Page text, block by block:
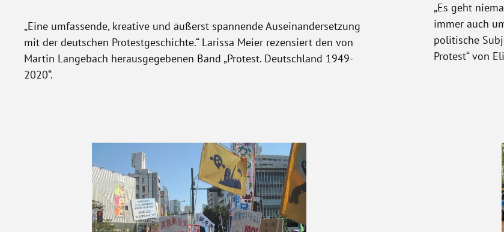
„Eine umfassende, kreative und äußerst spannende Auseinandersetzung
mit der deutschen Protestgeschichte.“ Larissa Meier rezensiert den von
Martin Langebach herausgegebenen Band „Protest. Deutschland 1949-
2020“.
„Es geht
immer auch
politische
Protest“ von